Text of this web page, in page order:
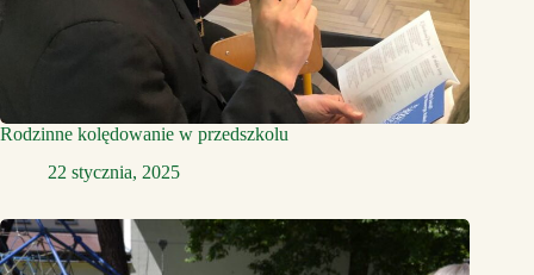
Rodzinne kolędowanie w przedszkolu
22 stycznia, 2025